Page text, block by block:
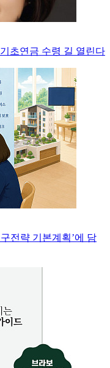
초연금 수령 길 열린다
전략 기본계획’에 담